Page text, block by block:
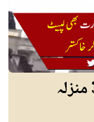
کراچی کے علاقے لیاقت آباد میں 3 منزلہ